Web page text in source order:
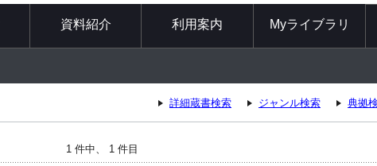
資料紹介 利用案内 Myライブラリ
詳細蔵書検索 ジャンル検索 典拠
1 件中、 1 件目